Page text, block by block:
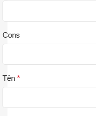
Cons
Tên *